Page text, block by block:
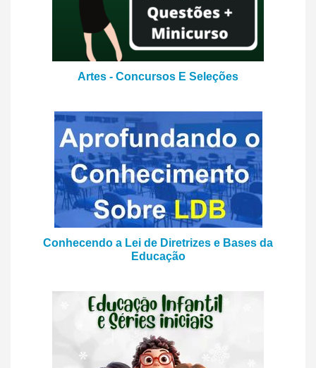
Artes - Concursos E Seleções
Conhecendo a Lei de Diretrizes e Bases da
Educação